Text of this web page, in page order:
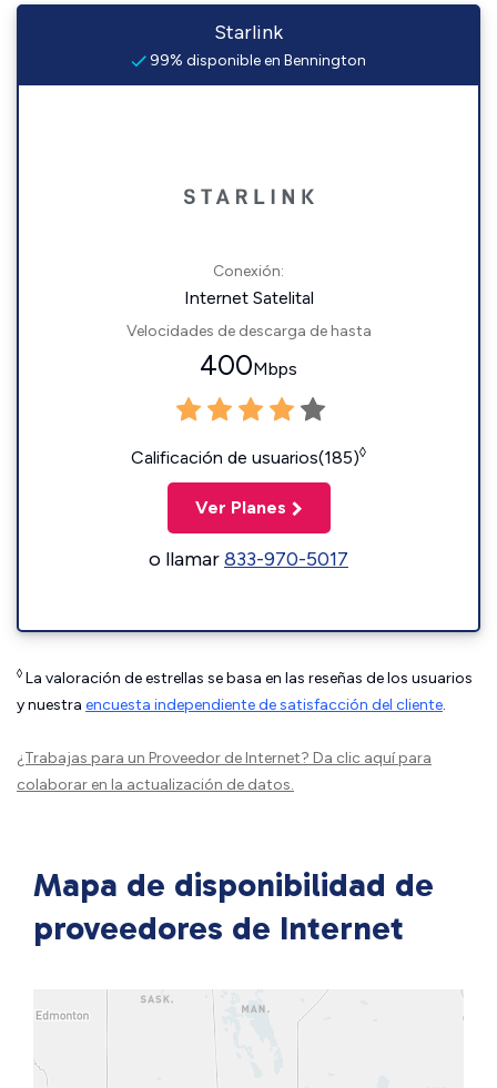
Starlink
99% disponible en Bennington
Conexión:
Internet Satelital
Velocidades de descarga de hasta
400Mbps
Calificación de usuarios(185)◊
Ver Planes
o llamar833-970-5017
◊ La valoración de estrellas se basa en las reseñas de los usuarios
y nuestra encuesta independiente de satisfacción del cliente.
¿Trabajas para un Proveedor de Internet? Da clic aquípara
colaborar en la actualización de datos.
Mapa de disponibilidad de
proveedores de Internet